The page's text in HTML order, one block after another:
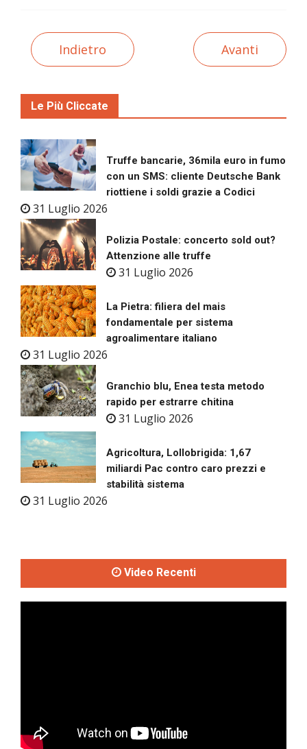
Indietro Avanti
Le Più Cliccate
Truffe bancarie, 36mila euro in fumo
con un SMS: cliente Deutsche Bank
riottiene i soldi grazie a Codici
31 Luglio 2026
Polizia Postale: concerto sold out?
Attenzione alle truffe
31 Luglio 2026
La Pietra: filiera del mais
fondamentale per sistema
agroalimentare italiano
31 Luglio 2026
Granchio blu, Enea testa metodo
rapido per estrarre chitina
31 Luglio 2026
Agricoltura, Lollobrigida: 1,67
miliardi Pac contro caro prezzi e
stabilità sistema
31 Luglio 2026
Video Recenti